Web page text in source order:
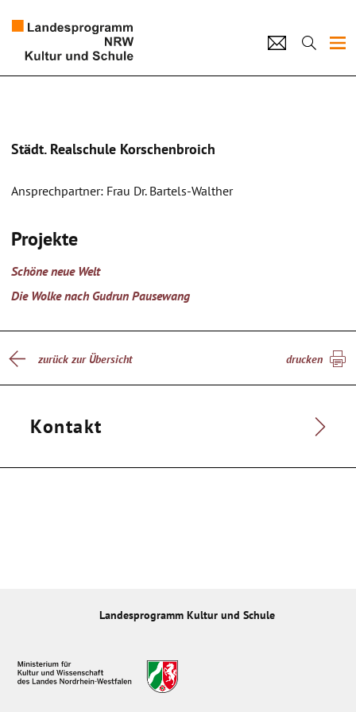
Kultur und Schule
home Impressum
Städt. Realschule Korschenbroich
Ansprechpartner: Frau Dr. Bartels-Walther
Projekte
Schöne neue Welt
Die Wolke nach Gudrun Pausewang
zurück zur Übersicht drucken
Kontakt
Landesprogramm Kultur und Schule